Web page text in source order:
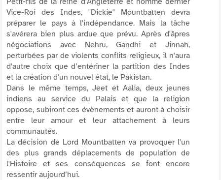
Vice-Roi des Indes, "Dickie" Mountbatten devra
préparer le pays à l'indépendance. Mais la tâche
s'avérera bien plus ardue que prévu. Après d'âpres
négociations avec Nehru, Gandhi et Jinnah,
perturbées par de violents conflits religieux, il n'aura
d'autre choix que d’entériner la partition des Indes
et la création d'un nouvel état, le Pakistan.
Dans le même temps, Jeet et Aalia, deux jeunes
indiens au service du Palais et que la religion
oppose, subiront ces évènements et auront à choisir
entre leur amour et leur attachement à leurs
communautés.
La décision de Lord Mountbatten va provoquer l'un
des plus grands déplacements de population de
l'Histoire et ses conséquences se font encore
ressentir aujourd’hui.